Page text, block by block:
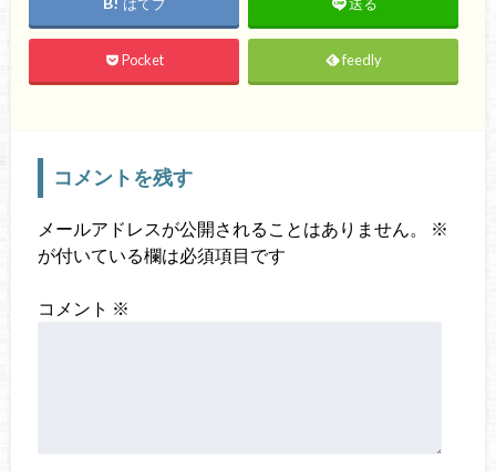
送る
Pocket feedly
コメントを残す
メールアドレスが公開されることはありません。
※
が付いている欄は必須項目です
コメント ※